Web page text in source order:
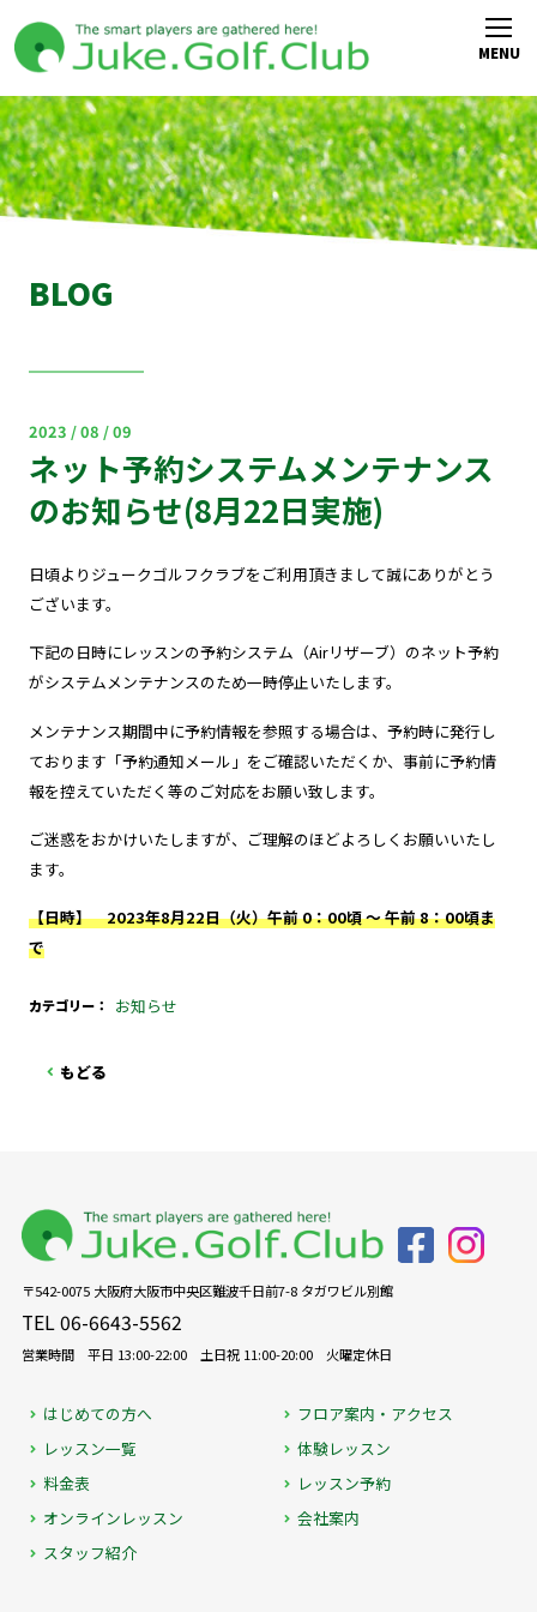
BLOG
2023 / 08 / 09
ネット予約システムメンテナンス
のお知らせ(8月22日実施)
日頃よりジュークゴルフクラブをご利用頂きまして誠にありがとう
ございます。
下記の日時にレッスンの予約システム（Airリザーブ）のネット予約
がシステムメンテナンスのため一時停止いたします。
メンテナンス期間中に予約情報を参照する場合は、予約時に発行し
ております「予約通知メール」をご確認いただくか、事前に予約情
報を控えていただく等のご対応をお願い致します。
ご迷惑をおかけいたしますが、ご理解のほどよろしくお願いいたし
ます。
【日時】 2023年8月22日（火）午前 0：00頃 ～ 午前 8：00頃ま
で
カテゴリー お知らせ
もどる
〒542-0075 大阪府大阪市中央区難波千日前7-8 タガワビル別館
TEL 06-6643-5562
営業時間 平日 13:00-22:00 土日祝 11:00-20:00 火曜定休日
はじめての方へ
レッスン一覧
料金表
オンラインレッスン
スタッフ紹介
フロア案内・アクセス
体験レッスン
レッスン予約
会社案内